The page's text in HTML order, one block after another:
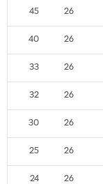
26
45
26
40
26
33
26
32
26
30
26
25
26
24